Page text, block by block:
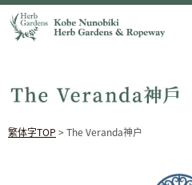
繁体字TOP > The Veranda神戶